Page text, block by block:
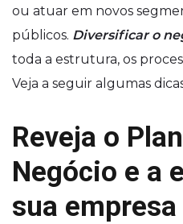
ou atuar em novos
públicos. Diversificar o
toda a estrutura, os
Veja a seguir algumas
Reveja o
Negócio e a
sua empresa